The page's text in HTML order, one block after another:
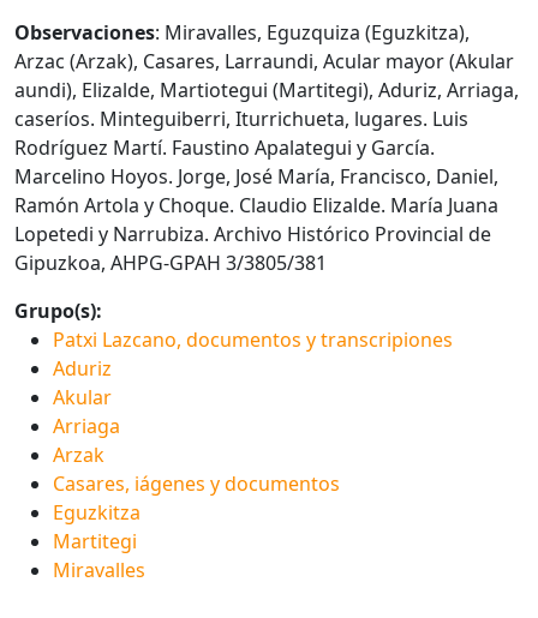
Observaciones: Miravalles, Eguzquiza (Eguzkitza),
Arzac (Arzak), Casares, Larraundi, Acular mayor (Akular
aundi), Elizalde, Martiotegui (Martitegi), Aduriz, Arriaga,
caseríos. Minteguiberri, Iturrichueta, lugares. Luis
Rodríguez Martí. Faustino Apalategui y García.
Marcelino Hoyos. Jorge, José María, Francisco, Daniel,
Ramón Artola y Choque. Claudio Elizalde. María Juana
Lopetedi y Narrubiza. Archivo Histórico Provincial de
Gipuzkoa, AHPG-GPAH 3/3805/381
Grupo(s):
Patxi Lazcano, documentos y transcripiones
Aduriz
Akular
Arriaga
Arzak
Casares, iágenes y documentos
Eguzkitza
Martitegi
Miravalles